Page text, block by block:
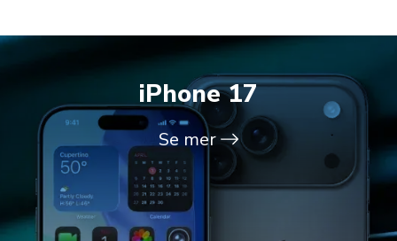
iPhone 17
Se mer